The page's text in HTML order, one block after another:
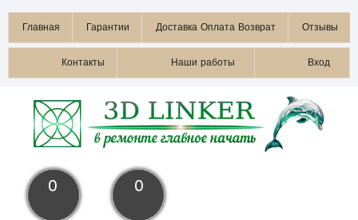
Главная Гарантии Доставка Оплата Возврат Отзывы
Контакты Наши работы Вход
0 0